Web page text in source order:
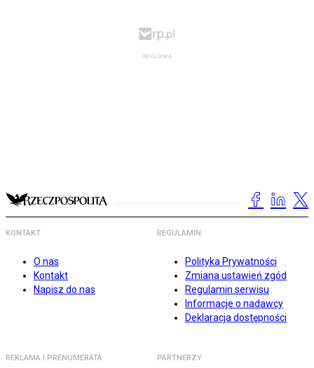
KONTAKT
O nas
Kontakt
Napisz do nas
REGULAMIN
Polityka Prywatności
Zmiana ustawień zgód
Regulamin serwisu
Informacje o nadawcy
Deklaracja dostępności
REKLAMA I PRENUMERATA PARTNERZY